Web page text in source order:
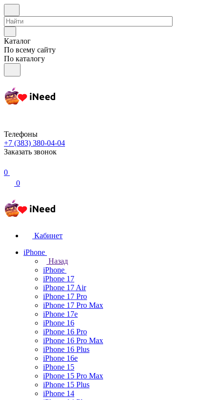
Каталог
По всему сайту
По каталогу
Телефоны
+7 (383) 380-04-04
Заказать звонок
0
0
Кабинет
iPhone
Назад
iPhone
iPhone 17
iPhone 17 Air
iPhone 17 Pro
iPhone 17 Pro Max
iPhone 17e
iPhone 16
iPhone 16 Pro
iPhone 16 Pro Max
iPhone 16 Plus
iPhone 16e
iPhone 15
iPhone 15 Pro Max
iPhone 15 Plus
iPhone 14